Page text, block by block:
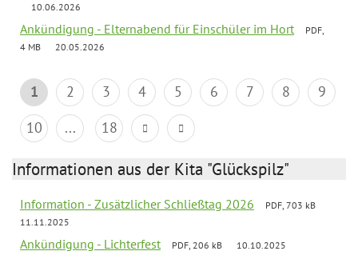
10.06.2026
Ankündigung - Elternabend für Einschüler im Hort
PDF,
4 MB
20.05.2026
1 2 3 4 5 6 7 8
9
10
... 18
Informationen aus der Kita "Glückspilz"
Information - Zusätzlicher Schließtag 2026
PDF, 703 kB
11.11.2025
Ankündigung - Lichterfest PDF, 206 kB 10.10.2025